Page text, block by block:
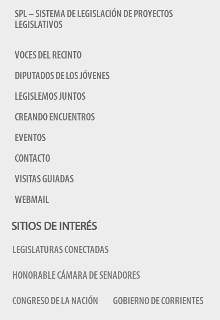
SPL – SISTEMA DE LEGISLACIÓN DE PROYECTOS
LEGISLATIVOS
VOCES DEL RECINTO
DIPUTADOS DE LOS JÓVENES
LEGISLEMOS JUNTOS
CREANDO ENCUENTROS
EVENTOS
CONTACTO
VISITAS GUIADAS
WEBMAIL
SITIOS DE INTERÉS
LEGISLATURAS CONECTADAS
HONORABLE CÁMARA DE SENADORES
CONGRESO DE LA NACIÓN GOBIERNO DE CORRIENTES